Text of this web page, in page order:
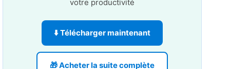
votre productivité
⬇️ Télécharger maintenant
🎁 Acheter la suite complète